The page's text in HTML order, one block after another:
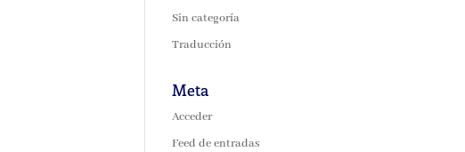
Sin categoría
Traducción
Meta
Acceder
Feed de entradas